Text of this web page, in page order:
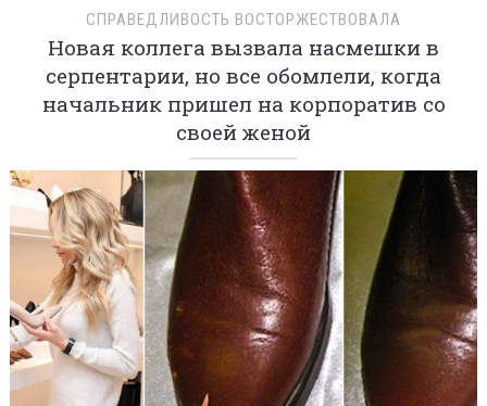
СПРАВЕДЛИВОСТЬ ВОСТОРЖЕСТВОВАЛА
Новая коллега вызвала насмешки в
серпентарии, но все обомлели, когда
начальник пришел на корпоратив со
своей женой